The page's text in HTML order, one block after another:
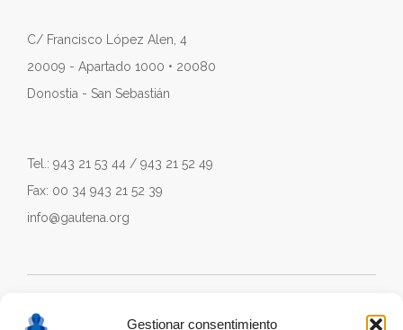
Gestionar consentimiento
C/ Francisco López Alen, 4
20009 - Apartado 1000 • 20080
Donostia - San Sebastián
Tel.: 943 21 53 44 / 943 21 52 49
Fax: 00 34 943 21 52 39
info@gautena.org